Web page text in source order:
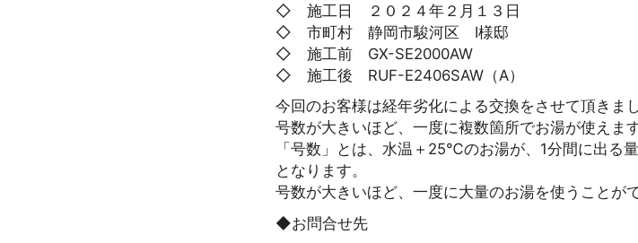
◇ 施工日 ２０２４年２月１３日
◇ 市町村 静岡市駿河区 I様邸
◇ 施工前 GX-SE2000AW
◇ 施工後 RUF-E2406SAW（A）
今回のお客様は経年劣化による交換をさせて頂きまし
号数が大きいほど、一度に複数箇所でお湯が使えま
「号数」とは、水温＋25℃のお湯が、1分間に出る
となります。
号数が大きいほど、一度に大量のお湯を使うことが
◆お問合せ先